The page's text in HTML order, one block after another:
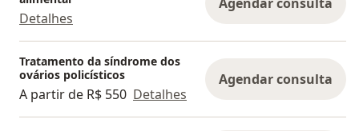
Detalhes
Agendar consulta
Tratamento da síndrome dos
ovários policísticos
A partir de R$ 550 Detalhes
Agendar consulta